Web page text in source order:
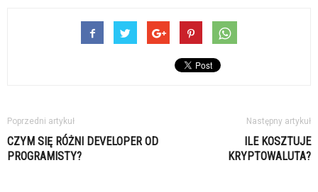
Poprzedni artykuł
CZYM SIĘ RÓŻNI DEVELOPER OD
PROGRAMISTY?
Następny artykuł
ILE KOSZTUJE
KRYPTOWALUTA?